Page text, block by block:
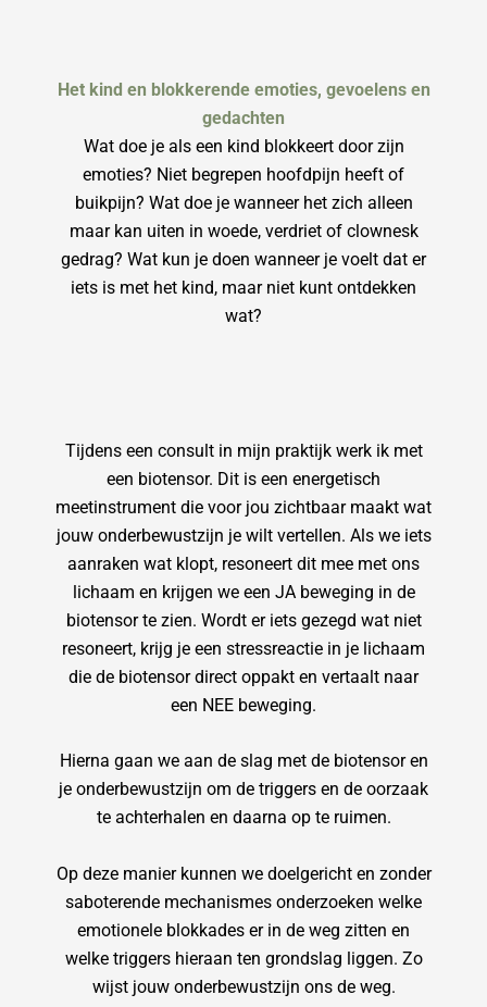
Het kind en blokkerende emoties, gevoelens en
gedachten
Wat doe je als een kind blokkeert door zijn
emoties? Niet begrepen hoofdpijn heeft of
buikpijn? Wat doe je wanneer het zich alleen
maar kan uiten in woede, verdriet of clownesk
gedrag? Wat kun je doen wanneer je voelt dat er
iets is met het kind, maar niet kunt ontdekken
wat?
Tijdens een consult in mijn praktijk werk ik met
een biotensor. Dit is een energetisch
meetinstrument die voor jou zichtbaar maakt wat
jouw onderbewustzijn je wilt vertellen. Als we iets
aanraken wat klopt, resoneert dit mee met ons
lichaam en krijgen we een JA beweging in de
biotensor te zien. Wordt er iets gezegd wat niet
resoneert, krijg je een stressreactie in je lichaam
die de biotensor direct oppakt en vertaalt naar
een NEE beweging.
Hierna gaan we aan de slag met de biotensor en
je onderbewustzijn om de triggers en de oorzaak
te achterhalen en daarna op te ruimen.
Op deze manier kunnen we doelgericht en zonder
saboterende mechanismes onderzoeken welke
emotionele blokkades er in de weg zitten en
welke triggers hieraan ten grondslag liggen. Zo
wijst jouw onderbewustzijn ons de weg.